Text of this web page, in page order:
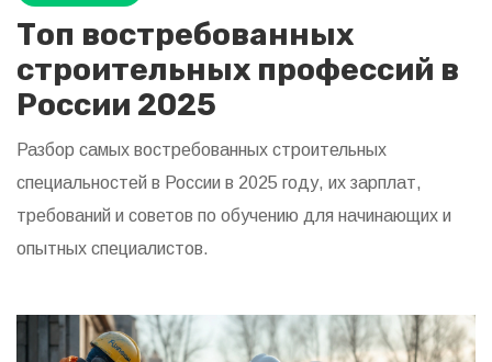
Топ востребованных
строительных профессий в
России 2025
Разбор самых востребованных строительных
специальностей в России в 2025 году, их зарплат,
требований и советов по обучению для начинающих и
опытных специалистов.